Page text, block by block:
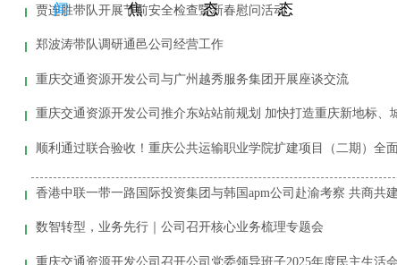
闻 焦 态 态
贾连胜带队开展节前安全检查暨新春慰问活动
郑波涛带队调研通邑公司经营工作
重庆交通资源开发公司与广州越秀服务集团开展座谈交流
重庆交通资源开发公司推介东站站前规划 加快打造重庆新地标、
顺利通过联合验收！重庆公共运输职业学院扩建项目（二期）全
数智转型，业务先行｜公司召开核心业务梳理专题会